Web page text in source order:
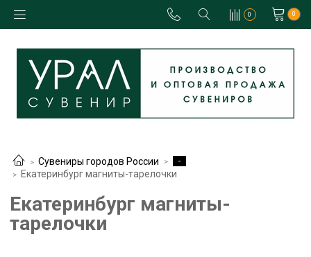
0 0
Сувениры городов России
-
Екатеринбург магниты-тарелочки
Екатеринбург магниты-
тарелочки